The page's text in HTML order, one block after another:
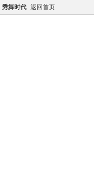
秀舞时代 返回首页